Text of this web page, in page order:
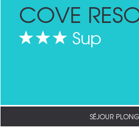
COVE
Sup
SÉJOUR